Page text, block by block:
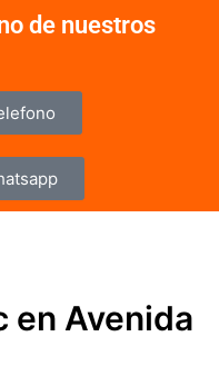
de nuestros
en Avenida